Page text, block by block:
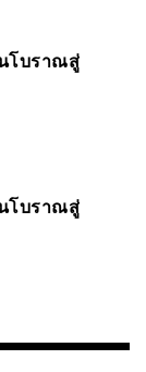
โบราณสู่
โบราณสู่